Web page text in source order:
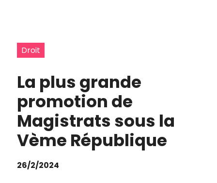
Droit
La plus grande
promotion de
Magistrats sous la
Vème République
26/2/2024